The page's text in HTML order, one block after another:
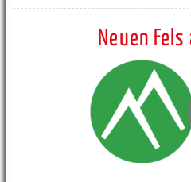
Neuen